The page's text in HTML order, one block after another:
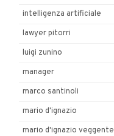
intelligenza artificiale
lawyer pitorri
luigi zunino
manager
marco santinoli
mario d'ignazio
mario d'ignazio veggente